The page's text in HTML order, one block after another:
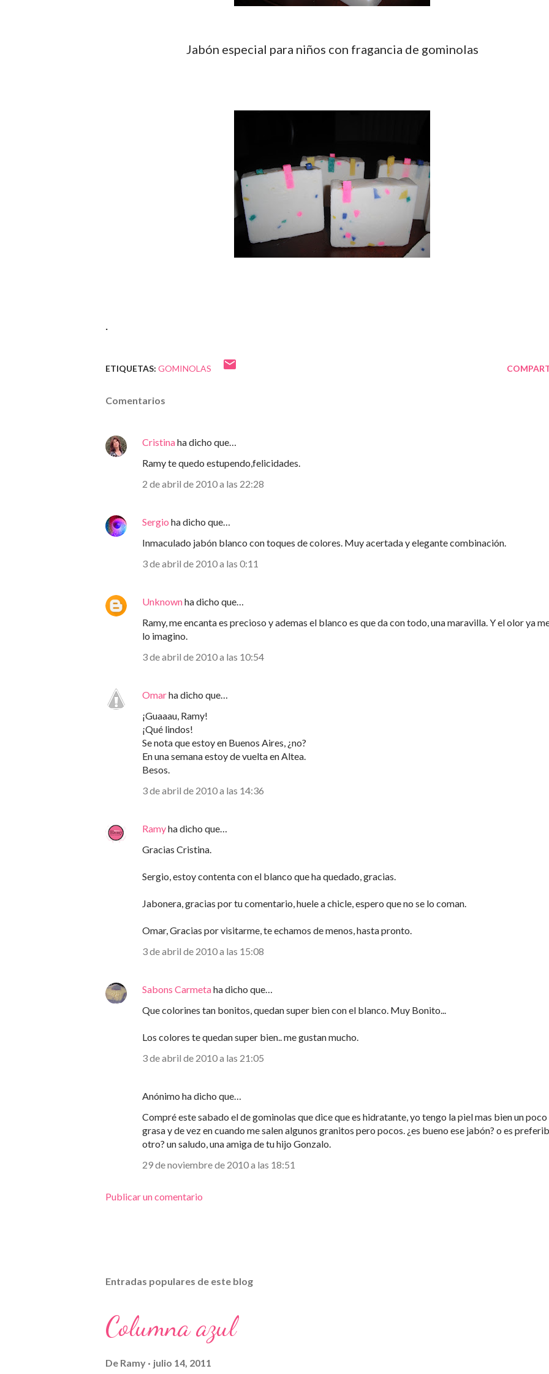
Jabón especial para niños con fragancia de gominolas
.
ETIQUETAS: GOMINOLAS
Comentarios
Cristinaha dicho que…
Ramy te quedo estupendo,felicidades.
2 de abril de 2010 a las 22:28
Sergio ha dicho que…
Inmaculado jabón blanco con toques de colores. Muy acertada y elegante combinación.
3 de abril de 2010 a las 0:11
Unknownha dicho que…
Ramy, me encanta es precioso y ademas el blanco es que da con todo, una maravilla. Y el olor ya
lo imagino.
3 de abril de 2010 a las 10:54
Omarha dicho que…
¡Guaaau, Ramy!
¡Qué lindos!
Se nota que estoy en Buenos Aires, ¿no?
En una semana estoy de vuelta en Altea.
Besos.
3 de abril de 2010 a las 14:36
Ramyha dicho que…
Gracias Cristina.
Sergio, estoy contenta con el blanco que ha quedado, gracias.
Jabonera, gracias por tu comentario, huele a chicle, espero que no se lo coman.
Omar, Gracias por visitarme, te echamos de menos, hasta pronto.
3 de abril de 2010 a las 15:08
Sabons Carmetaha dicho que…
Que colorines tan bonitos, quedan super bien con el blanco. Muy Bonito...
Los colores te quedan super bien.. me gustan mucho.
3 de abril de 2010 a las 21:05
Anónimo ha dicho que…
Compré este sabado el de gominolas que dice que es hidratante, yo tengo la piel mas bien un poco
grasa y de vez en cuando me salen algunos granitos pero pocos. ¿es bueno ese jabón? o es
otro? un saludo, una amiga de tu hijo Gonzalo.
29 de noviembre de 2010 a las 18:51
Publicar un comentario
Entradas populares de este blog
Columna azul
De Ramy julio 14, 2011